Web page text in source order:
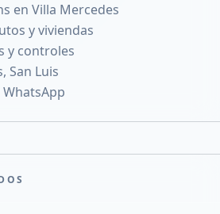
en Villa Mercedes
y viviendas
y controles
San Luis